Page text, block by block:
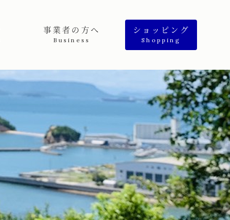
事業者の方へ
Business
ショッピング
Shopping